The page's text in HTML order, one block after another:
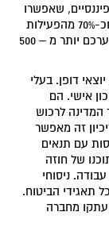
שאפשרו
להם לבלוע כ-96% מהפעילות בתחום ביטוח החיים וכ-70% מהפעילות
בתחום הביטוח האלמנטארי ולשלוט בנכסי ציבור שערכם יותר מ – 500
דופן. בעלי
אישי. הם
המדינה לרכוש
זה מאפשר
עם תנאים
של חוזה
ניסוחי
תאגידי הביטוח.
מחברה